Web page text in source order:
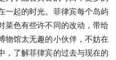
一起的时光。菲律宾每个岛屿
菜色有些许不同的改动，带给
物馆太无趣的小伙伴，不妨在
，了解菲律宾的过去与现在的